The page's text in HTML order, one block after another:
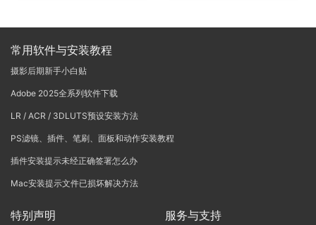
常用软件与安装教程
摄影后期新手小白贴
Adobe 2025全系列软件下载
LR / ACR / 3DLUTS预设安装方法
PS滤镜、插件、笔刷、面板和动作安装教程
插件安装提示未经正确签署怎么办
Mac安装提示文件已损坏解决方法
特别声明 服务与支持